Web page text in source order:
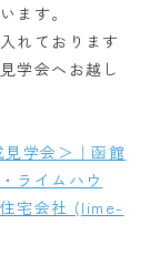
ます。
れております
学会へお越し
見学会＞｜函館
ライムハウ
宅会社 (lime-